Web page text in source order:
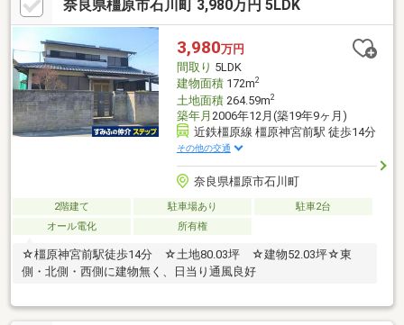
付き●太陽光発電システム（スマイルーフ）標準搭載！※水道分担
金：１７６，０００円
奈良県橿原市石川町 3,980万円 5LDK
3,980万円
間取り 5LDK
建物面積172m2
土地面積264.59m2
築年月 2006年12月(築19年9ヶ月)
近鉄橿原線 橿原神宮前駅 徒歩14分
その他の交通
奈良県橿原市石川町
2階建て 駐車場あり
駐車2台
オール電化
所有権
☆橿原神宮前駅徒歩14分 ☆土地80.03坪 ☆建物52.03坪☆東
側・北側・西側に建物無く、日当り通風良好